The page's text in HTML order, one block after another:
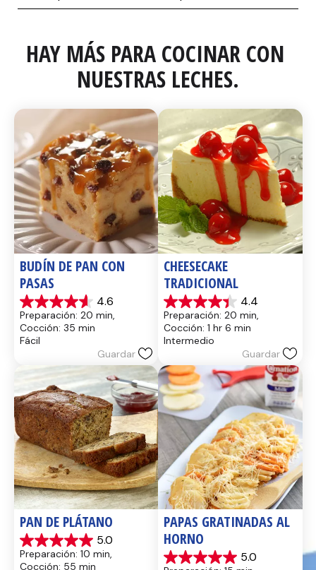
HAY MÁS PARA COCINAR CON
NUESTRAS LECHES.
BUDÍN DE PAN CON
PASAS
4.6
4.6
de
5
estrellas.
reseñas
Preparación: 20 min,
Cocción: 35 min
Fácil
Guardar
CHEESECAKE
TRADICIONAL
4.4
4.4
de
5
estrellas.
reseñas
Preparación: 20 min,
Cocción: 1 hr 6 min
Intermedio
Guardar
PAN DE PLÁTANO
5.0
5.0
de
Preparación: 10 min,
Cocción: 55 min
PAPAS GRATINADAS AL
HORNO
5.0
5.0